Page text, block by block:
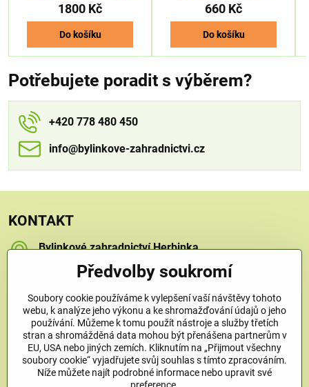
1800 Kč
Do košíku
660 Kč
Do košíku
Potřebujete poradit s výběrem?
+420 778 480 450
info​​@bylinkove-zahradnictvi​​.cz
KONTAKT
Bylinkové zahradnictví Herbinka
Na Křečku 346
+420 778 480 450
info​@bylinkove-zahradnictvi​.cz
Co u nás najdete
Předvolby soukromí
Soubory cookie používáme k vylepšení vaší návštěvy tohoto
webu, k analýze jeho výkonu a ke shromažďování údajů o jeho
používání. Můžeme k tomu použít nástroje a služby třetích
stran a shromážděná data mohou být přenášena partnerům v
EU, USA nebo jiných zemích. Kliknutím na „Přijmout všechny
soubory cookie“ vyjadřujete svůj souhlas s tímto zpracováním.
Níže můžete najít podrobné informace nebo upravit své